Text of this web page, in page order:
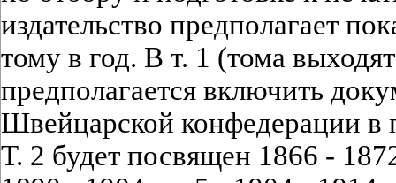
издательство предполагает
тому в год. В т. 1 (тома
предполагается включить
Швейцарской конфедерации в
Т. 2 будет посвящен 1866 -